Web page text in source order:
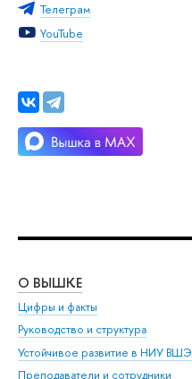
Телеграм
YouTube
О ВЫШКЕ
Цифры и факты
Руководство и структура
Устойчивое развитие в НИУ ВШЭ
Преподаватели и сотрудники